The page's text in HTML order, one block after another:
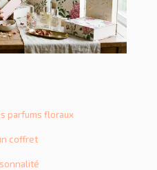
parfums floraux
coffret